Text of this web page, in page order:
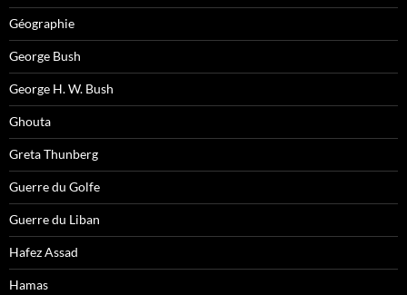
Géographie
George Bush
George H. W. Bush
Ghouta
Greta Thunberg
Guerre du Golfe
Guerre du Liban
Hafez Assad
Hamas